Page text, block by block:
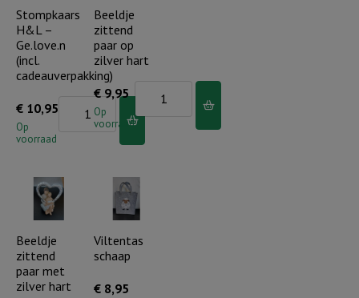
liefde
Stompkaars
H&L –
Ge.love.n
(incl.
cadeauverpakking)
€ 10,95
Op
voorraad
Stompkaars
(incl.
cadeauverpakking)
Beeldje
zittend
paar op
zilver hart
€ 9,95
Op
voorraad
zittend
zilver
hart
aantal
Beeldje
zittend
paar met
zilver hart
Viltentas
schaap
€ 8,95